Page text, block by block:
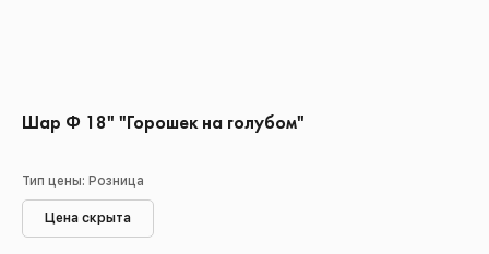
Шар Ф 18" "Горошек на голубом"
Тип цены: Розница
Цена скрыта